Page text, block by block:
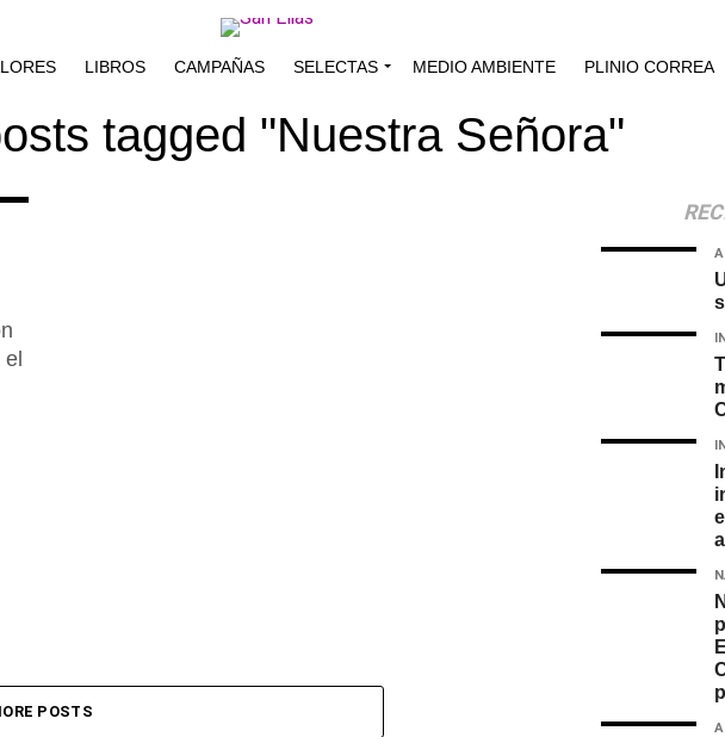
LIBROS CAMPAÑAS SELECTAS MEDIO AMBIENTE PLINIO CORREA
tagged "Nuestra Señora"
POSTS